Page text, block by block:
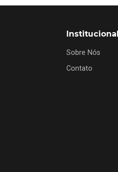
Institucional
Sobre Nós
Contato